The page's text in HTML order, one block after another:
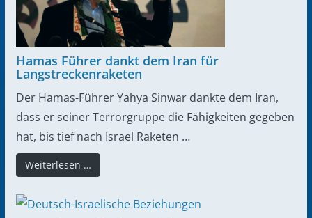
Hamas Führer dankt dem Iran für
Langstreckenraketen
Der Hamas-Führer Yahya Sinwar dankte dem Iran,
dass er seiner Terrorgruppe die Fähigkeiten gegeben
hat, bis tief nach Israel Raketen …
Weiterlesen …